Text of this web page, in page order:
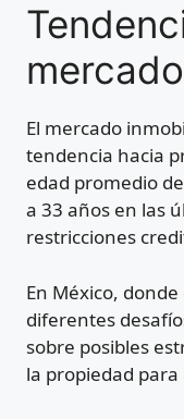
El mercado
tendencia hacia
edad promedio
a 33 años en las
restricciones
En México,
diferentes
sobre posibles
la propiedad